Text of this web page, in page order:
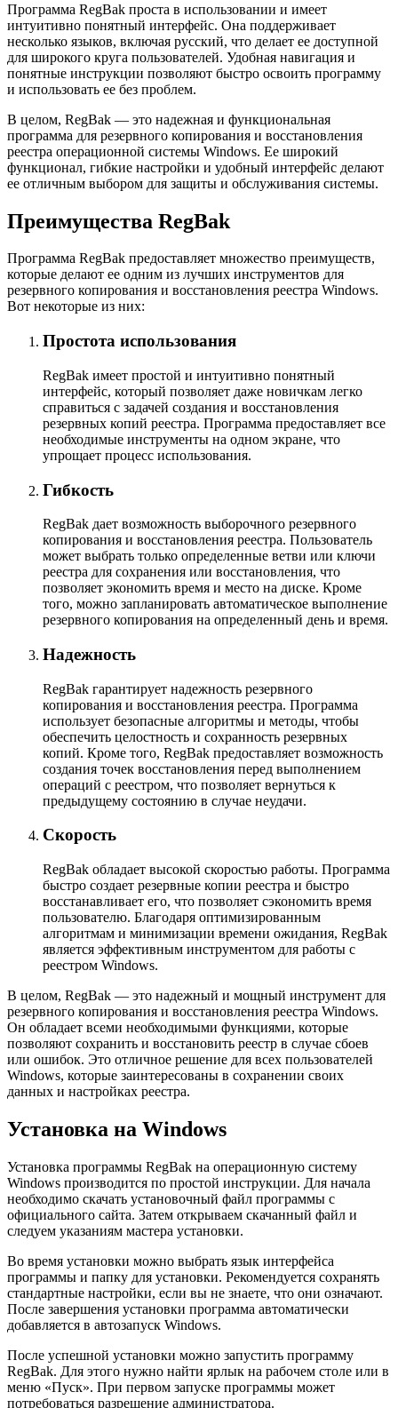
Программа RegBak проста в использовании и имеет
интуитивно понятный интерфейс. Она поддерживает
несколько языков, включая русский, что делает ее доступной
для широкого круга пользователей. Удобная навигация и
понятные инструкции позволяют быстро освоить программу
и использовать ее без проблем.
В целом, RegBak — это надежная и функциональная
программа для резервного копирования и восстановления
реестра операционной системы Windows. Ее широкий
функционал, гибкие настройки и удобный интерфейс делают
ее отличным выбором для защиты и обслуживания системы.
Преимущества RegBak
Программа RegBak предоставляет множество преимуществ,
которые делают ее одним из лучших инструментов для
резервного копирования и восстановления реестра Windows.
Вот некоторые из них:
Простота использования
RegBak имеет простой и интуитивно понятный
интерфейс, который позволяет даже новичкам легко
справиться с задачей создания и восстановления
резервных копий реестра. Программа предоставляет все
необходимые инструменты на одном экране, что
упрощает процесс использования.
Гибкость
RegBak дает возможность выборочного резервного
копирования и восстановления реестра. Пользователь
может выбрать только определенные ветви или ключи
реестра для сохранения или восстановления, что
позволяет экономить время и место на диске. Кроме
того, можно запланировать автоматическое выполнение
резервного копирования на определенный день и время.
Надежность
RegBak гарантирует надежность резервного
копирования и восстановления реестра. Программа
использует безопасные алгоритмы и методы, чтобы
обеспечить целостность и сохранность резервных
копий. Кроме того, RegBak предоставляет возможность
создания точек восстановления перед выполнением
операций с реестром, что позволяет вернуться к
предыдущему состоянию в случае неудачи.
Скорость
RegBak обладает высокой скоростью работы. Программа
быстро создает резервные копии реестра и быстро
восстанавливает его, что позволяет сэкономить время
пользователю. Благодаря оптимизированным
алгоритмам и минимизации времени ожидания, RegBak
является эффективным инструментом для работы с
реестром Windows.
В целом, RegBak — это надежный и мощный инструмент для
резервного копирования и восстановления реестра Windows.
Он обладает всеми необходимыми функциями, которые
позволяют сохранить и восстановить реестр в случае сбоев
или ошибок. Это отличное решение для всех пользователей
Windows, которые заинтересованы в сохранении своих
данных и настройках реестра.
Установка на Windows
Установка программы RegBak на операционную систему
Windows производится по простой инструкции. Для начала
необходимо скачать установочный файл программы с
официального сайта. Затем открываем скачанный файл и
следуем указаниям мастера установки.
Во время установки можно выбрать язык интерфейса
программы и папку для установки. Рекомендуется сохранять
стандартные настройки, если вы не знаете, что они означают.
После завершения установки программа автоматически
добавляется в автозапуск Windows.
После успешной установки можно запустить программу
RegBak. Для этого нужно найти ярлык на рабочем столе или в
меню «Пуск». При первом запуске программы может
потребоваться разрешение администратора.